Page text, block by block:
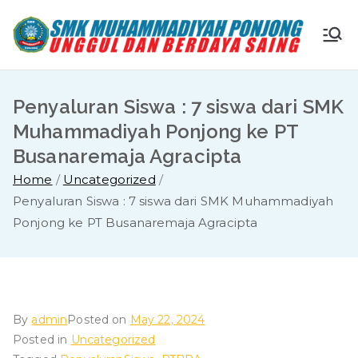
content
S
M
u
Ungg
ul
Berda
Penyaluran Siswa : 7 siswa dari SMK
Muhammadiyah Ponjong ke PT
Busanaremaja Agracipta
Home
Uncategorized
Penyaluran Siswa : 7 siswa dari SMK Muhammadiyah
Ponjong ke PT Busanaremaja Agracipta
By adminPosted on May 22, 2024
Posted in Uncategorized